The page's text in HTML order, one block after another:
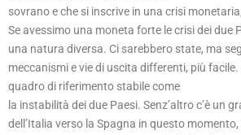
sovrano e che si inscrive in una crisi
Se avessimo una moneta forte le crisi dei due
una natura diversa. Ci sarebbero state, ma
meccanismi e vie di uscita differenti, più facile.
quadro di riferimento stabile come
la instabilità dei due Paesi. Senz’altro c’è un
dell’Italia verso la Spagna in questo